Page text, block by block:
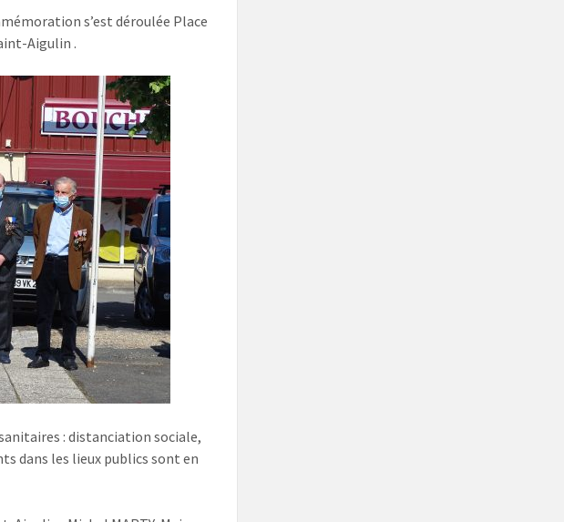
s’est déroulée Place
Aigulin .
: distanciation sociale,
dans les lieux publics sont en